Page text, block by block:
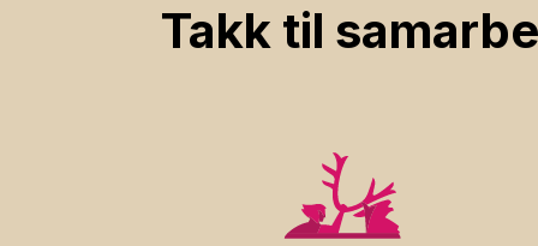
Takk til